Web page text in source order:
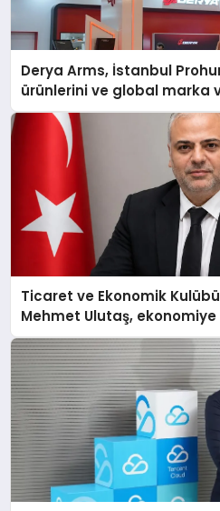
Derya Arms, İstanbul
ürünlerini ve global marka
Ticaret ve Ekonomik Kulübü
Mehmet Ulutaş, ekonomiye
açıklamada şunları